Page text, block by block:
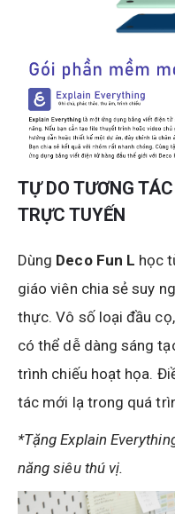
TỰ DO TƯƠNG
TRỰC TUYẾN
Dùng Deco Fun L học
giáo viên chia sẻ suy
thực. Vô số loại đầu
có thể dễ dàng sáng
trình chiếu hoạt họa.
tác mới lạ trong quá
*Tặng Explain
năng siêu thú vị.